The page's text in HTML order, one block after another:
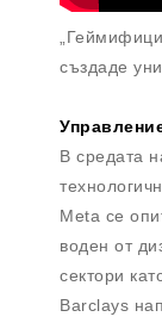
създаде
В средата
Meta се
воден от
сектори
Barclays